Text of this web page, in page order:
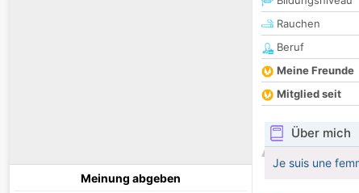
Meinung abgeben
Rauchen
Beruf
Meine Freunde
Mitglied seit
Über mich
Je suis une